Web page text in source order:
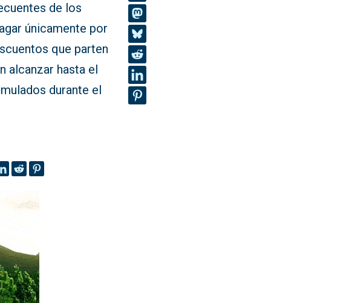
de los
únicamente por
que parten
alcanzar hasta el
durante el